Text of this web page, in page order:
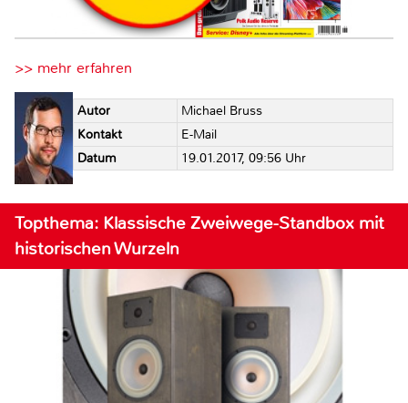
>> mehr erfahren
Autor
Michael Bruss
Kontakt
E-Mail
Datum
19.01.2017, 09:56 Uhr
Topthema: Klassische Zweiwege-Standbox mit
historischen Wurzeln